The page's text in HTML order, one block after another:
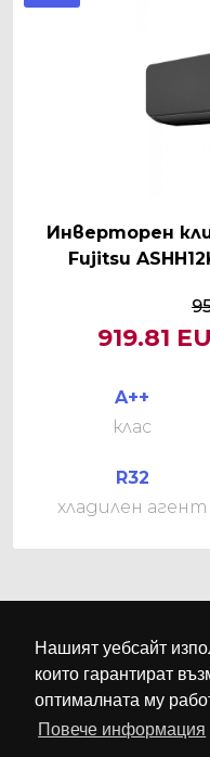
Нашият уебсайт
които гарантират
оптималната му
Повече информация
Инверторен
Fujitsu
919.81
A++
клас
R32
хладилен агент
©М-КЛИМА.